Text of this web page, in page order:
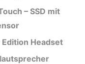
– SSD mit
Headset